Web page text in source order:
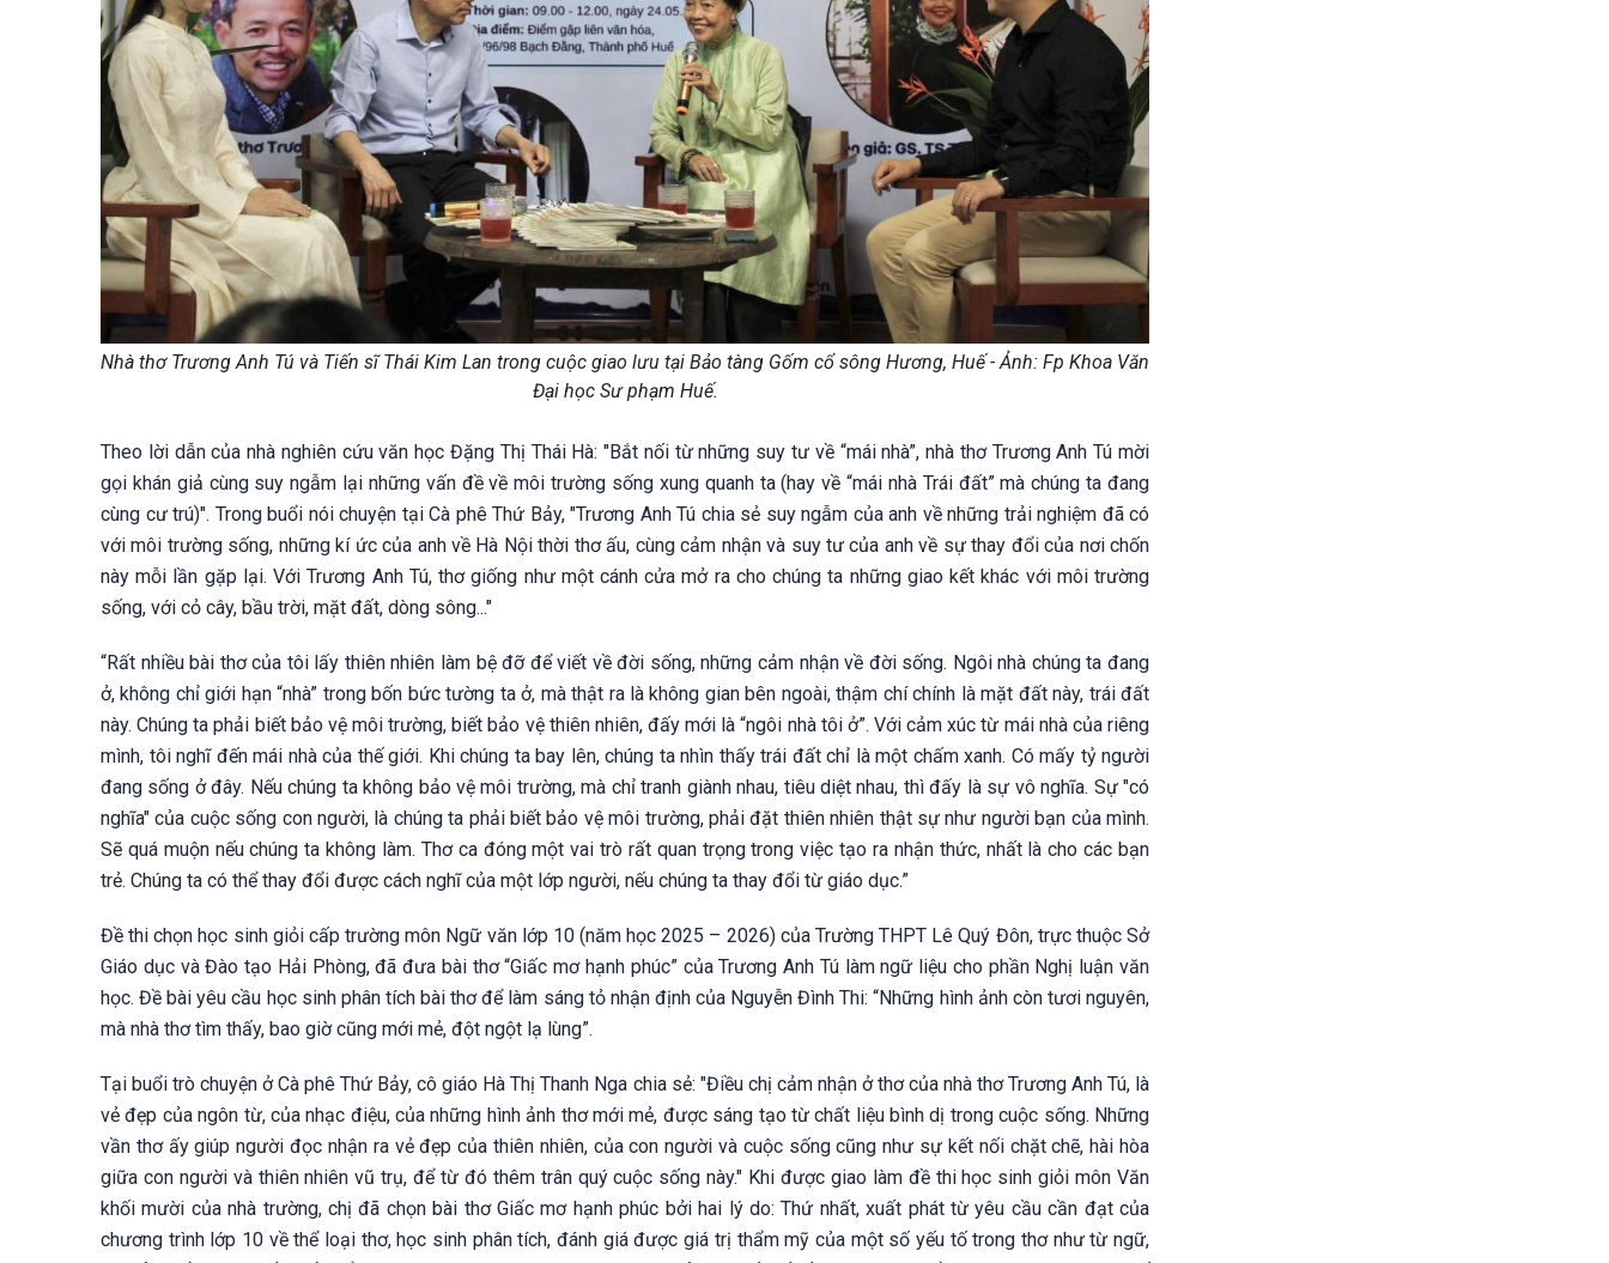
Nhà thơ Trương Anh Tú và Tiến sĩ Thái Kim Lan trong cuộc giao lưu tại Bảo tàng Gốm cổ sông Hương, Huế - Ảnh: Fp Khoa Văn
Đại học Sư phạm Huế.
Theo lời dẫn của nhà nghiên cứu văn học Đặng Thị Thái Hà: "Bắt nối từ những suy tư về “mái nhà”, nhà thơ Trương Anh Tú mời
gọi khán giả cùng suy ngẫm lại những vấn đề về môi trường sống xung quanh ta (hay về “mái nhà Trái đất” mà chúng ta đang
cùng cư trú)". Trong buổi nói chuyện tại Cà phê Thứ Bảy, "Trương Anh Tú chia sẻ suy ngẫm của anh về những trải nghiệm đã có
với môi trường sống, những kí ức của anh về Hà Nội thời thơ ấu, cùng cảm nhận và suy tư của anh về sự thay đổi của nơi chốn
này mỗi lần gặp lại. Với Trương Anh Tú, thơ giống như một cánh cửa mở ra cho chúng ta những giao kết khác với môi trường
sống, với cỏ cây, bầu trời, mặt đất, dòng sông..."
“Rất nhiều bài thơ của tôi lấy thiên nhiên làm bệ đỡ để viết về đời sống, những cảm nhận về đời sống. Ngôi nhà chúng ta đang
ở, không chỉ giới hạn “nhà” trong bốn bức tường ta ở, mà thật ra là không gian bên ngoài, thậm chí chính là mặt đất này, trái đất
này. Chúng ta phải biết bảo vệ môi trường, biết bảo vệ thiên nhiên, đấy mới là “ngôi nhà tôi ở”. Với cảm xúc từ mái nhà của riêng
mình, tôi nghĩ đến mái nhà của thế giới. Khi chúng ta bay lên, chúng ta nhìn thấy trái đất chỉ là một chấm xanh. Có mấy tỷ người
đang sống ở đây. Nếu chúng ta không bảo vệ môi trường, mà chỉ tranh giành nhau, tiêu diệt nhau, thì đấy là sự vô nghĩa. Sự "có
nghĩa" của cuộc sống con người, là chúng ta phải biết bảo vệ môi trường, phải đặt thiên nhiên thật sự như người bạn của mình.
Sẽ quá muộn nếu chúng ta không làm. Thơ ca đóng một vai trò rất quan trọng trong việc tạo ra nhận thức, nhất là cho các bạn
trẻ. Chúng ta có thể thay đổi được cách nghĩ của một lớp người, nếu chúng ta thay đổi từ giáo dục.”
Đề thi chọn học sinh giỏi cấp trường môn Ngữ văn lớp 10 (năm học 2025 – 2026) của Trường THPT Lê Quý Đôn, trực thuộc Sở
Giáo dục và Đào tạo Hải Phòng, đã đưa bài thơ “Giấc mơ hạnh phúc” của Trương Anh Tú làm ngữ liệu cho phần Nghị luận văn
học. Đề bài yêu cầu học sinh phân tích bài thơ để làm sáng tỏ nhận định của Nguyễn Đình Thi: “Những hình ảnh còn tươi nguyên,
mà nhà thơ tìm thấy, bao giờ cũng mới mẻ, đột ngột lạ lùng”.
Tại buổi trò chuyện ở Cà phê Thứ Bảy, cô giáo Hà Thị Thanh Nga chia sẻ: "Điều chị cảm nhận ở thơ của nhà thơ Trương Anh Tú, là
vẻ đẹp của ngôn từ, của nhạc điệu, của những hình ảnh thơ mới mẻ, được sáng tạo từ chất liệu bình dị trong cuộc sống. Những
vần thơ ấy giúp người đọc nhận ra vẻ đẹp của thiên nhiên, của con người và cuộc sống cũng như sự kết nối chặt chẽ, hài hòa
giữa con người và thiên nhiên vũ trụ, để từ đó thêm trân quý cuộc sống này." Khi được giao làm đề thi học sinh giỏi môn Văn
khối mười của nhà trường, chị đã chọn bài thơ Giấc mơ hạnh phúc bởi hai lý do: Thứ nhất, xuất phát từ yêu cầu cần đạt của
chương trình lớp 10 về thể loại thơ, học sinh phân tích, đánh giá được giá trị thẩm mỹ của một số yếu tố trong thơ như từ ngữ,